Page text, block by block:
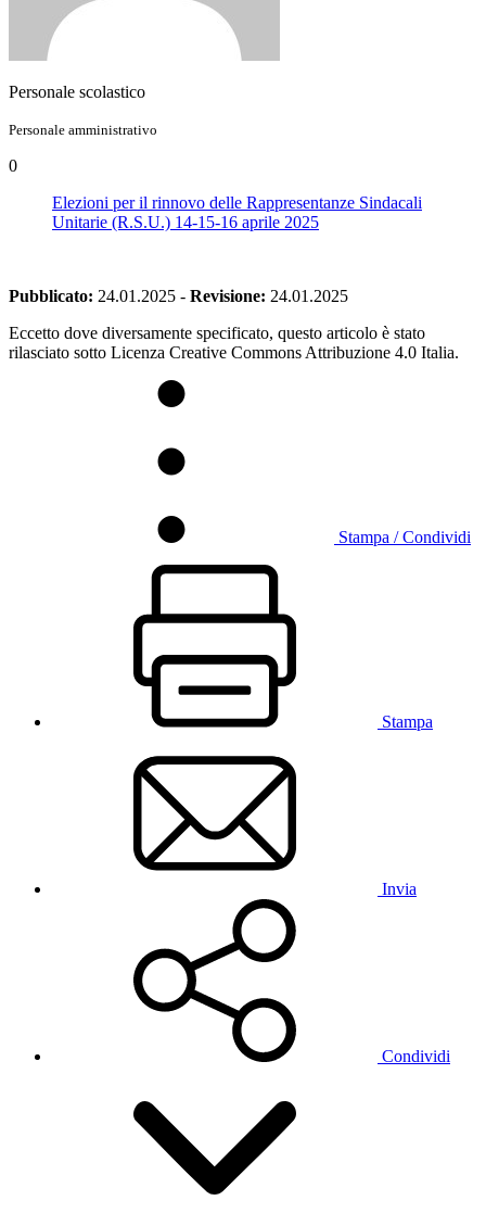
Personale scolastico
Personale amministrativo
0
Elezioni per il rinnovo delle Rappresentanze Sindacali
Unitarie (R.S.U.) 14-15-16 aprile 2025
Pubblicato: 24.01.2025 - Revisione: 24.01.2025
Eccetto dove diversamente specificato, questo articolo è stato
rilasciato sotto Licenza Creative Commons Attribuzione 4.0 Italia.
Stampa / Condividi
Stampa
Invia
Condividi